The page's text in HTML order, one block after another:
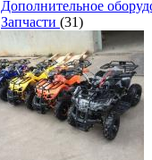
Дополнительное
Запчасти (31)